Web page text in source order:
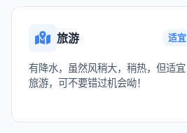
旅游 适宜
有降水，虽然风稍大，稍热，但适宜
旅游，可不要错过机会呦！